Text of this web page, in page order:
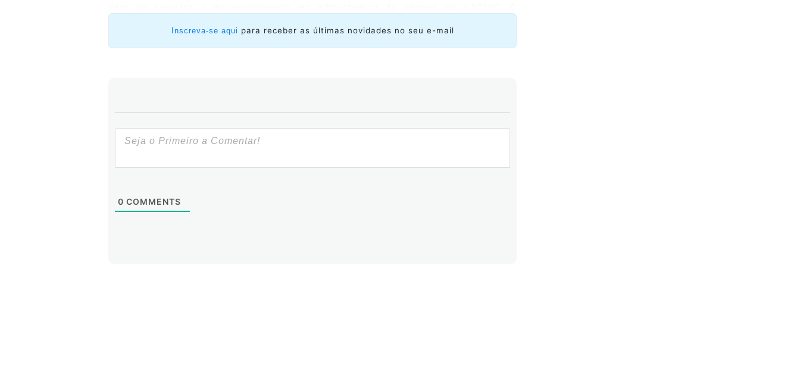
especialista sinalizou que o RIR regional pôs em andamento um Registro de Roteamento
de Internet (Internet Routing Registry – IRR LACNIC), uma base de dados que permite a
uma operadora expressar a sua política de roteamento e expô-la publicamente, de tal
Inscreva-se aqui para receber as últimas novidades no seu e-mail
0 COMMENTS